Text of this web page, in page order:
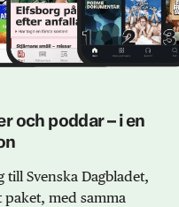
och poddar – i en
Svenska Dagbladet,
med samma